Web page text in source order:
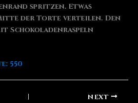
spritzen. Etwas
der Torte verteilen. Den
Schokoladenraspeln
550
NEXT